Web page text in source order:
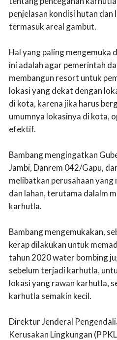
penjelasan kondisi hutan dan
termasuk areal gambut.
Hal yang paling mengemuka
ini adalah agar pemerintah
membangun resort untuk
lokasi yang dekat dengan
di kota, karena jika harus
umumnya lokasinya di kota,
efektif.
Bambang mengingatkan
Jambi, Danrem 042/Gapu,
melibatkan perusahaan yang
dan lahan, terutama dalalm
karhutla.
Bambang mengemukakan,
kerap dilakukan untuk
tahun 2020 water bombing
sebelum terjadi karhutla,
lokasi yang rawan karhutla,
karhutla semakin kecil.
Direktur Jenderal
Kerusakan Lingkungan